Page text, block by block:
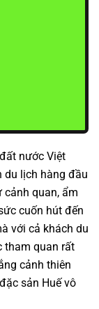
nước Việt
du lịch hàng đầu
cảnh quan, ẩm
cuốn hút đến
với cả khách du
tham quan rất
cảnh thiên
sản Huế vô